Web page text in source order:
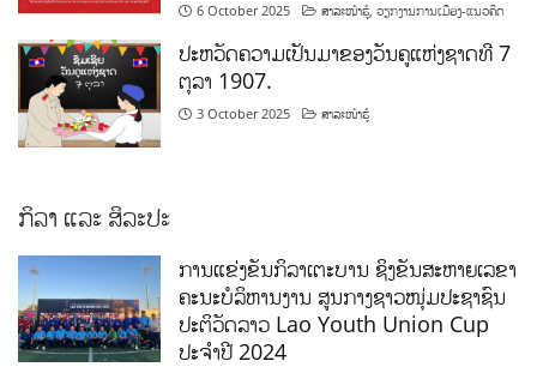
6 October 2025 ສາລະໜ້າຮູ້,ວຽກງານການເມືອງ-ແນວຄິດ
ປະຫວັດຄວາມເປັນມາຂອງວັນຄູແຫ່ງຊາດທີ 7
ຕຸລາ 1907.
3 October 2025 ສາລະໜ້າຮູ້
ກິລາ ແລະ ສິລະປະ
ການແຂ່ງຂັນກິລາເຕະບານ ຊິງຂັນສະຫາຍເລຂາ
ຄະນະບໍລິຫານງານ ສູນກາງຊາວໜຸ່ມປະຊາຊົນ
ປະຕິວັດລາວ Lao Youth Union Cup
ປະຈຳປີ 2024